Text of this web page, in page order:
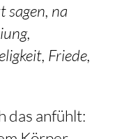
sagen, na
Friede,
das anfühlt: